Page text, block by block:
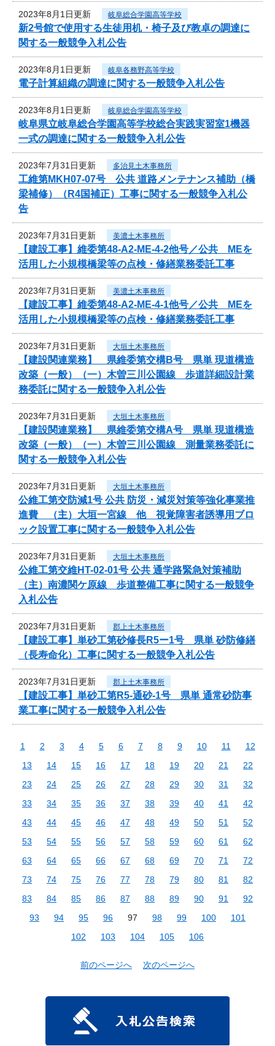
2023年8月1日更新 岐阜総合学園高等学校
新2号館で使用する生徒用机・椅子及び教卓の調達に
関する一般競争入札公告
2023年8月1日更新 岐阜各務野高等学校
電子計算組織の調達に関する一般競争入札公告
2023年8月1日更新 岐阜総合学園高等学校
岐阜県立岐阜総合学園高等学校総合実践実習室1機器
一式の調達に関する一般競争入札公告
2023年7月31日更新 多治見土木事務所
工維第MKH07-07号 公共 道路メンテナンス補助（橋
梁補修）（R4国補正）工事に関する一般競争入札公
告
2023年7月31日更新 美濃土木事務所
【建設工事】維委第48-A2-ME-4-2他号／公共 MEを
活用した小規模橋梁等の点検・修繕業務委託工事
2023年7月31日更新 美濃土木事務所
【建設工事】維委第48-A2-ME-4-1他号／公共 MEを
活用した小規模橋梁等の点検・修繕業務委託工事
2023年7月31日更新 大垣土木事務所
【建設関連業務】 県維委第交構B号 県単 現道構造
改築（一般）（一）木曽三川公園線 歩道詳細設計業
務委託に関する一般競争入札公告
2023年7月31日更新 大垣土木事務所
【建設関連業務】 県維委第交構A号 県単 現道構造
改築（一般）（一）木曽三川公園線 測量業務委託に
関する一般競争入札公告
2023年7月31日更新 大垣土木事務所
公維工第交防減1号 公共 防災・減災対策等強化事業推
進費 （主）大垣一宮線 他 視覚障害者誘導用ブロ
ック設置工事に関する一般競争入札公告
2023年7月31日更新 大垣土木事務所
公維工第交維HT-02-01号 公共 通学路緊急対策補助
（主）南濃関ケ原線 歩道整備工事に関する一般競争
入札公告
2023年7月31日更新 郡上土木事務所
【建設工事】単砂工第砂修長R5ー1号 県単 砂防修繕
（長寿命化）工事に関する一般競争入札公告
2023年7月31日更新 郡上土木事務所
【建設工事】単砂工第R5-通砂-1号 県単 通常砂防事
業工事に関する一般競争入札公告
1 2 3 4 5 6 7 8 9 10 11
12
13
14 15 16 17 18 19 20 21
22
23
24 25 26 27 28 29 30 31
32
33
34 35 36 37 38 39 40 41
42
43
44 45 46 47 48 49 50 51
52
53
54 55 56 57 58 59 60 61
62
63
64 65 66 67 68 69 70 71
72
73
74 75 76 77 78 79 80 81
82
83
84 85 86 87 88 89 90 91
92
93
94 95 96 97 98 99 100
101
102
103 104 105 106
前のページへ 次のページへ